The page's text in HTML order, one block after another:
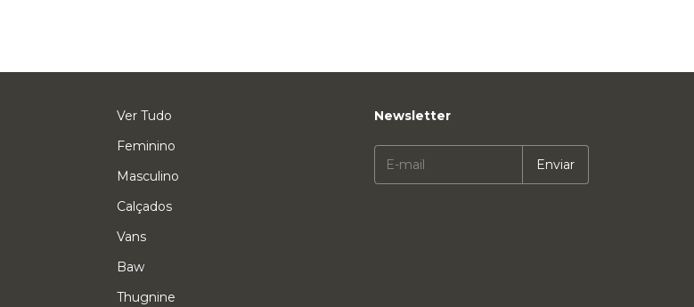
Ver Tudo
Feminino
Masculino
Calçados
Vans
Baw
Thugnine
Newsletter